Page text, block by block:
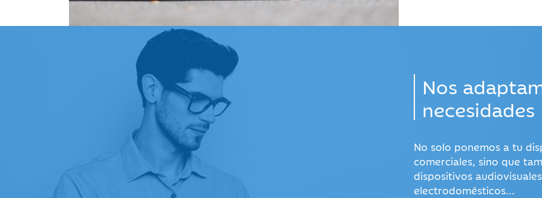
Nos
necesidades
No solo ponemos a tu
comerciales, sino que
dispositivos
electrodomésticos...